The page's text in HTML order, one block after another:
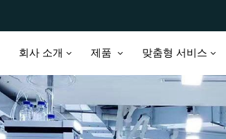
회사 소개 제품 맞춤형 서비스